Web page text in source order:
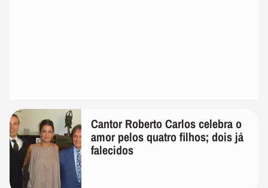
Cantor Roberto Carlos celebra o
amor pelos quatro filhos; dois já
falecidos